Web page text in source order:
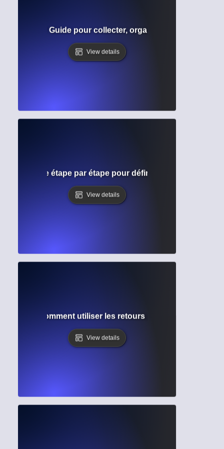
? Guide pour collecter, organiser et synthétiser
View details
? Guide étape par étape pour définir et atteindre des
View details
? Comment utiliser les retours pour une
View details